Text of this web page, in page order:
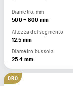
Diametro, mm
500 – 800 mm
Altezza del segmento
12,5 mm
Diametro bussola
25.4 mm
ORO